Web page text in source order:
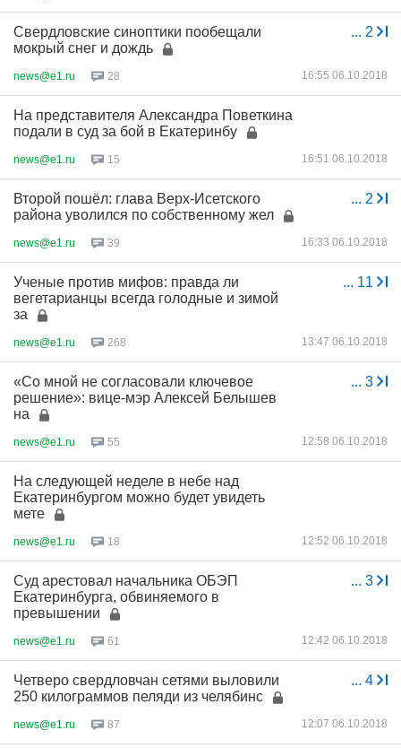
... 2
Свердловские синоптики пообещали
мокрый снег и дождь
news@e1.ru 28 16:55 06.10.2018
На представителя Александра Поветкина
подали в суд за бой в Екатеринбу
news@e1.ru 15 16:51 06.10.2018
... 2
Второй пошёл: глава Верх-Исетского
района уволился по собственному жел
news@e1.ru 39 16:33 06.10.2018
... 11
Ученые против мифов: правда ли
вегетарианцы всегда голодные и зимой
за
news@e1.ru 268 13:47 06.10.2018
... 3
«Со мной не согласовали ключевое
решение»: вице-мэр Алексей Белышев
на
news@e1.ru 55 12:58 06.10.2018
На следующей неделе в небе над
Екатеринбургом можно будет увидеть
мете
news@e1.ru 18 12:52 06.10.2018
... 3
Суд арестовал начальника ОБЭП
Екатеринбурга, обвиняемого в
превышении
news@e1.ru 61 12:42 06.10.2018
... 4
Четверо свердловчан сетями выловили
250 килограммов пеляди из челябинс
news@e1.ru 87 12:07 06.10.2018